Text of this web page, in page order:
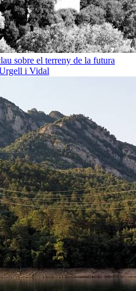
sobre el terreny de la futura
i Vidal